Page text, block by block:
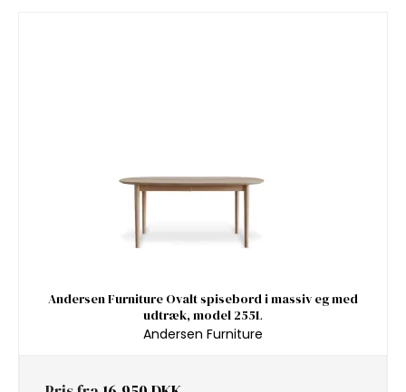
Andersen Furniture Ovalt spisebord i massiv eg med
udtræk, model 255L
Andersen Furniture